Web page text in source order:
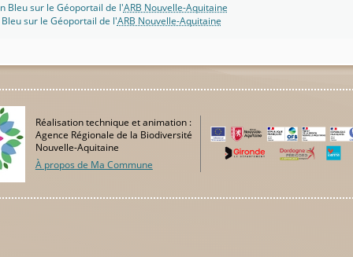
Bleu sur le Géoportail de l'ARB Nouvelle-Aquitaine
sur le Géoportail de l'ARB Nouvelle-Aquitaine
Réalisation technique et animation :
Agence Régionale de la Biodiversité
Nouvelle-Aquitaine
À propos de Ma Commune